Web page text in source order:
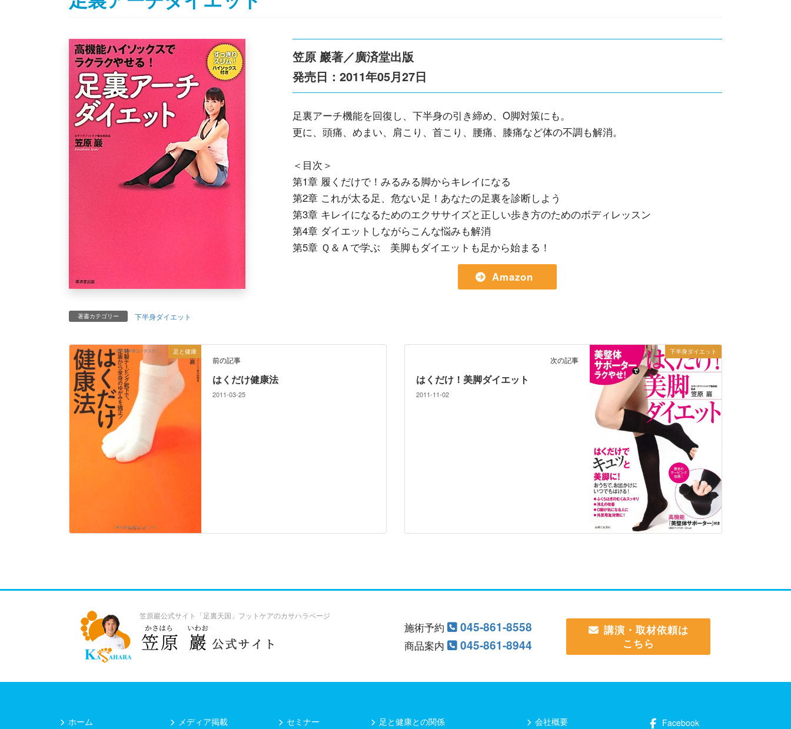
笠原 巖著／廣済堂出版
発売日： 2011年05月27日
足裏アーチ機能を回復し、下半身の引き締め、O脚対策にも。
更に、頭痛、めまい、肩こり、首こり、腰痛、膝痛など体の不調も解消。
＜目次＞
第1章 履くだけで！みるみる脚からキレイになる
第2章 これが太る足、危ない足！あなたの足裏を診断しよう
第3章 キレイになるためのエクササイズと正しい歩き方のためのボディレッスン
第4章 ダイエットしながらこんな悩みも解消
第5章 Ｑ＆Ａで学ぶ 美脚もダイエットも足から始まる！
Amazon
著書カテゴリー 下半身ダイエット
足と健康
前の記事
はくだけ健康法
2011-03-25
下半身ダイエット
次の記事
はくだけ！美脚ダイエット
2011-11-02
笠原巖公式サイト「足裏天国」フットケアのカサハラページ
施術予約 045-861-8558
商品案内 045-861-8944
講演・取材依頼は
こちら
ホーム メディア掲載 セミナー 足と健康との関係 会社概要 Facebook